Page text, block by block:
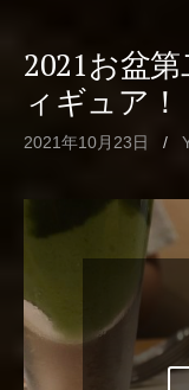
2021お盆
ィギュア！
2021年10月23日 /